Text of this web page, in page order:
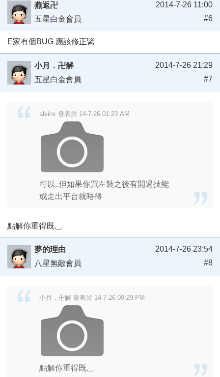
燕返卍
五星白金會員
2014-7-26 11:00
#6
E家有個BUG 應該修正緊
小月．卍解
五星白金會員
2014-7-26 21:29
#7
alvinx 發表於 14-7-26 01:23 AM
可以..但如果你買左裝之後有開過技能
或走出平台就唔得
點解你重得既._.
夢的理由
八星無敵會員
2014-7-26 23:54
#8
小月．卍解 發表於 14-7-26 09:29 PM
點解你重得既._.